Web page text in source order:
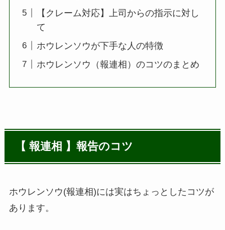
【クレーム対応】上司からの指示に対し
て
ホウレンソウが下手な人の特徴
ホウレンソウ（報連相）のコツのまとめ
【 報連相 】報告のコツ
ホウレンソウ(報連相)には実はちょっとしたコツが
あります。